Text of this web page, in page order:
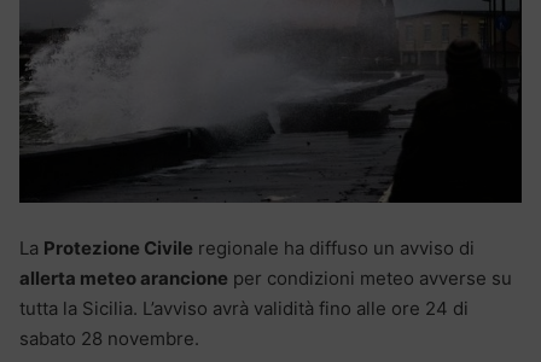
La Protezione Civile regionale ha diffuso un avviso di
allerta meteo arancione per condizioni meteo avverse su
tutta la Sicilia. L’avviso avrà validità fino alle ore 24 di
sabato 28 novembre.